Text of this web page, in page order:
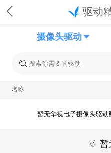
驱动
摄像头驱动
名称
暂无华视电子摄像头驱
暂